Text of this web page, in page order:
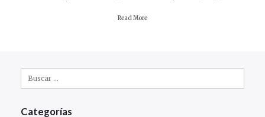
Read More
Buscar:
Categorías